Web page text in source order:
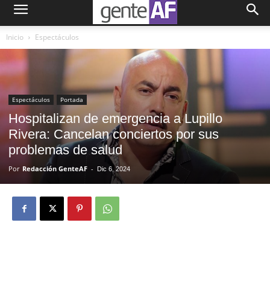
Inicio Espectáculos
Espectáculos Portada
Hospitalizan de emergencia a Lupillo
Rivera: Cancelan conciertos por sus
problemas de salud
Por Redacción GenteAF - Dic 6, 2024